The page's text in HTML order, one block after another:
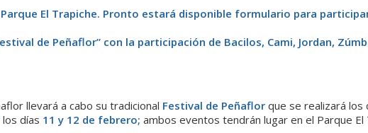
El Trapiche. Pronto estará disponible formulario para
de Peñaflor” con la participación de Bacilos, Cami, Jordan,
llevará a cabo su tradicional Festival de Peñaflor que se realizará los
los días 11 y 12 de febrero; ambos eventos tendrán lugar en el Parque El